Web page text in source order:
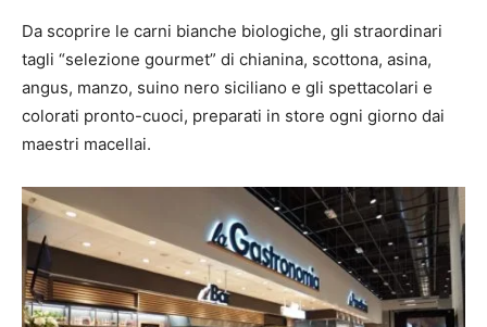
Da scoprire le carni bianche biologiche, gli straordinari
tagli “selezione gourmet” di chianina, scottona, asina,
angus, manzo, suino nero siciliano e gli spettacolari e
colorati pronto-cuoci, preparati in store ogni giorno dai
maestri macellai.